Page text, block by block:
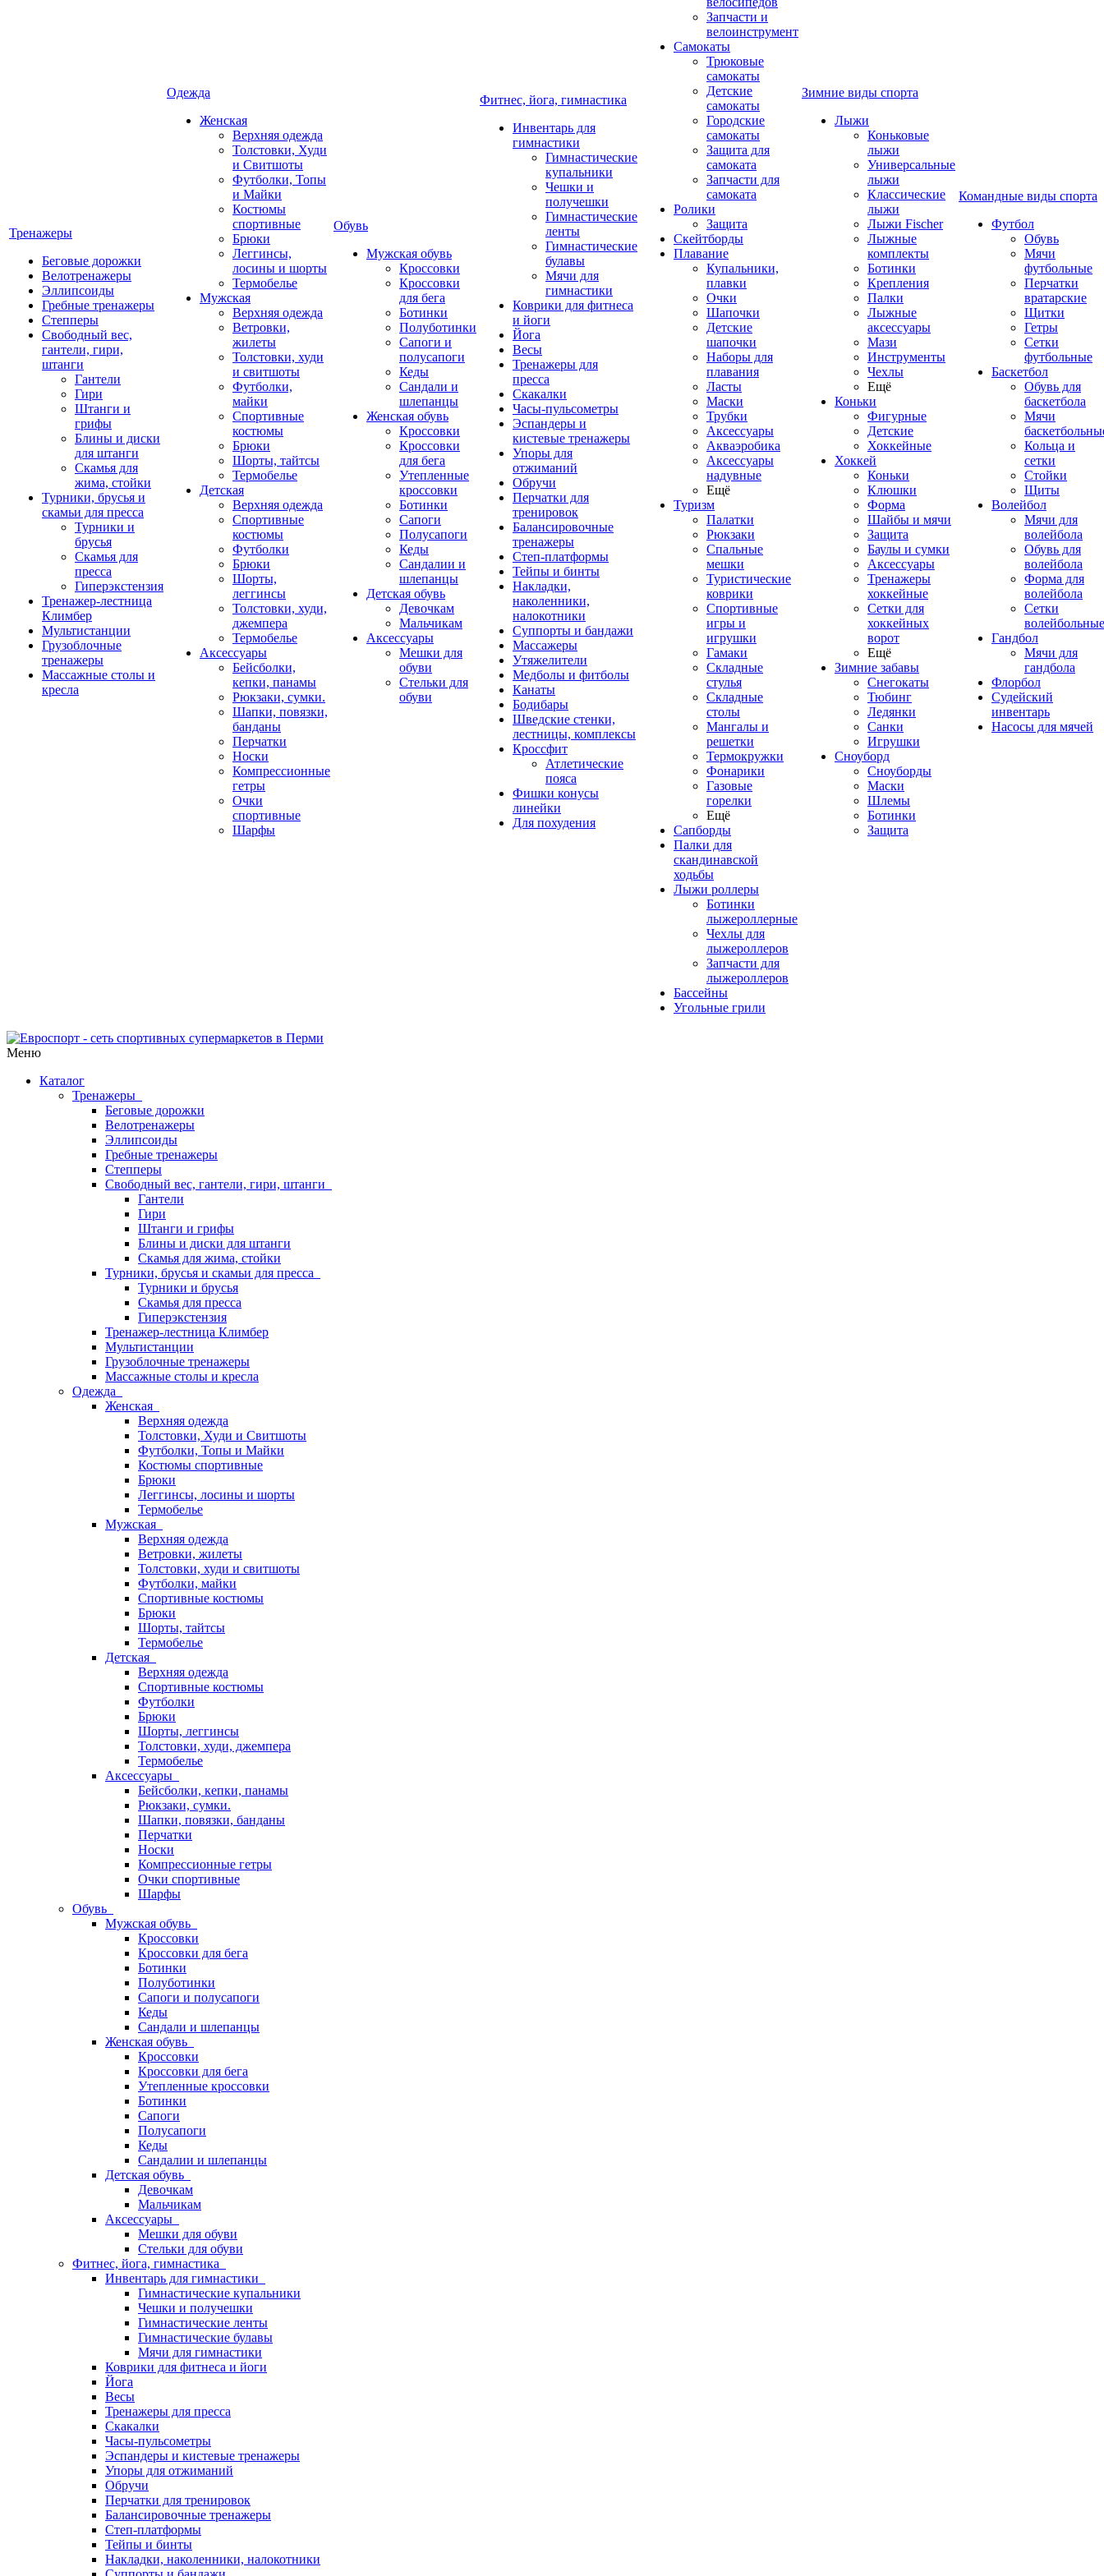
Тренажеры
Беговые дорожки
Велотренажеры
Эллипсоиды
Гребные тренажеры
Степперы
Свободный вес,
гантели, гири,
штанги
Гантели
Гири
Штанги и
грифы
Блины и диски
для штанги
Скамья для
жима, стойки
Турники, брусья и
скамьи для пресса
Турники и
брусья
Скамья для
пресса
Гиперэкстензия
Тренажер-лестница
Климбер
Мультистанции
Грузоблочные
тренажеры
Массажные столы и
кресла
Одежда
Женская
Верхняя одежда
Толстовки, Худи
и Свитшоты
Футболки, Топы
и Майки
Костюмы
спортивные
Брюки
Леггинсы,
лосины и шорты
Термобелье
Мужская
Верхняя одежда
Ветровки,
жилеты
Толстовки, худи
и свитшоты
Футболки,
майки
Спортивные
костюмы
Брюки
Шорты, тайтсы
Термобелье
Детская
Верхняя одежда
Спортивные
костюмы
Футболки
Брюки
Шорты,
леггинсы
Толстовки, худи,
джемпера
Термобелье
Аксессуары
Бейсболки,
кепки, панамы
Рюкзаки, сумки.
Шапки, повязки,
банданы
Перчатки
Носки
Компрессионные
гетры
Очки
спортивные
Шарфы
Обувь
Мужская обувь
Кроссовки
Кроссовки
для бега
Ботинки
Полуботинки
Сапоги и
полусапоги
Кеды
Сандали и
шлепанцы
Женская обувь
Кроссовки
Кроссовки
для бега
Утепленные
кроссовки
Ботинки
Сапоги
Полусапоги
Кеды
Сандалии и
шлепанцы
Детская обувь
Девочкам
Мальчикам
Аксессуары
Мешки для
обуви
Стельки для
обуви
Фитнес, йога, гимнастика
Инвентарь для
гимнастики
Гимнастические
купальники
Чешки и
получешки
Гимнастические
ленты
Гимнастические
булавы
Мячи для
гимнастики
Коврики для фитнеса
и йоги
Йога
Весы
Тренажеры для
пресса
Скакалки
Часы-пульсометры
Эспандеры и
кистевые тренажеры
Упоры для
отжиманий
Обручи
Перчатки для
тренировок
Балансировочные
тренажеры
Степ-платформы
Тейпы и бинты
Накладки,
наколенники,
налокотники
Суппорты и бандажи
Массажеры
Утяжелители
Медболы и фитболы
Канаты
Бодибары
Шведские стенки,
лестницы, комплексы
Кроссфит
Атлетические
пояса
Фишки конусы
линейки
Для похудения
Запчасти и
велоинструмент
Самокаты
Трюковые
самокаты
Детские
самокаты
Городские
самокаты
Защита для
самоката
Запчасти для
самоката
Ролики
Защита
Скейтборды
Плавание
Купальники,
плавки
Очки
Шапочки
Детские
шапочки
Наборы для
плавания
Ласты
Маски
Трубки
Аксессуары
Акваэробика
Аксессуары
надувные
Ещё
Туризм
Палатки
Рюкзаки
Спальные
мешки
Туристические
коврики
Спортивные
игры и
игрушки
Гамаки
Складные
стулья
Складные
столы
Мангалы и
решетки
Термокружки
Фонарики
Газовые
горелки
Ещё
Сапборды
Палки для
скандинавской
ходьбы
Лыжи роллеры
Ботинки
лыжероллерные
Чехлы для
лыжероллеров
Запчасти для
лыжероллеров
Бассейны
Угольные грили
Зимние виды спорта
Лыжи
Коньковые
лыжи
Универсальные
лыжи
Классические
лыжи
Лыжи Fischer
Лыжные
комплекты
Ботинки
Крепления
Палки
Лыжные
аксессуары
Мази
Инструменты
Чехлы
Ещё
Коньки
Фигурные
Детские
Хоккейные
Хоккей
Коньки
Клюшки
Форма
Шайбы и мячи
Защита
Баулы и сумки
Аксессуары
Тренажеры
хоккейные
Сетки для
хоккейных
ворот
Ещё
Зимние забавы
Снегокаты
Тюбинг
Ледянки
Санки
Игрушки
Сноуборд
Сноуборды
Маски
Шлемы
Ботинки
Защита
Командные виды спорта
Футбол
Обувь
Мячи
футбольные
Перчатки
вратарские
Щитки
Гетры
Сетки
футбольные
Баскетбол
Обувь для
баскетбола
Мячи
Кольца и
сетки
Стойки
Щиты
Волейбол
Мячи для
волейбола
Обувь для
волейбола
Форма для
волейбола
Сетки
волейбольные
Гандбол
Мячи для
гандбола
Флорбол
Судейский
инвентарь
Насосы для мячей
Меню
Каталог
Тренажеры
Беговые дорожки
Велотренажеры
Эллипсоиды
Гребные тренажеры
Степперы
Свободный вес, гантели, гири, штанги
Гантели
Гири
Штанги и грифы
Блины и диски для штанги
Скамья для жима, стойки
Турники, брусья и скамьи для пресса
Турники и брусья
Скамья для пресса
Гиперэкстензия
Тренажер-лестница Климбер
Мультистанции
Грузоблочные тренажеры
Массажные столы и кресла
Одежда
Женская
Верхняя одежда
Толстовки, Худи и Свитшоты
Футболки, Топы и Майки
Костюмы спортивные
Брюки
Леггинсы, лосины и шорты
Термобелье
Мужская
Верхняя одежда
Ветровки, жилеты
Толстовки, худи и свитшоты
Футболки, майки
Спортивные костюмы
Брюки
Шорты, тайтсы
Термобелье
Детская
Верхняя одежда
Спортивные костюмы
Футболки
Брюки
Шорты, леггинсы
Толстовки, худи, джемпера
Термобелье
Аксессуары
Бейсболки, кепки, панамы
Рюкзаки, сумки.
Шапки, повязки, банданы
Перчатки
Носки
Компрессионные гетры
Очки спортивные
Шарфы
Обувь
Мужская обувь
Кроссовки
Кроссовки для бега
Ботинки
Полуботинки
Сапоги и полусапоги
Кеды
Сандали и шлепанцы
Женская обувь
Кроссовки
Кроссовки для бега
Утепленные кроссовки
Ботинки
Сапоги
Полусапоги
Кеды
Сандалии и шлепанцы
Детская обувь
Девочкам
Мальчикам
Аксессуары
Мешки для обуви
Стельки для обуви
Фитнес, йога, гимнастика
Инвентарь для гимнастики
Гимнастические купальники
Чешки и получешки
Гимнастические ленты
Гимнастические булавы
Мячи для гимнастики
Коврики для фитнеса и йоги
Йога
Весы
Тренажеры для пресса
Скакалки
Часы-пульсометры
Эспандеры и кистевые тренажеры
Упоры для отжиманий
Обручи
Перчатки для тренировок
Балансировочные тренажеры
Степ-платформы
Тейпы и бинты
Накладки, наколенники, налокотники